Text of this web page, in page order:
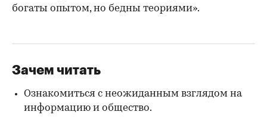
богаты опытом, но бедны теориями».
Зачем читать
Ознакомиться с неожиданным взглядом на
информацию и общество.